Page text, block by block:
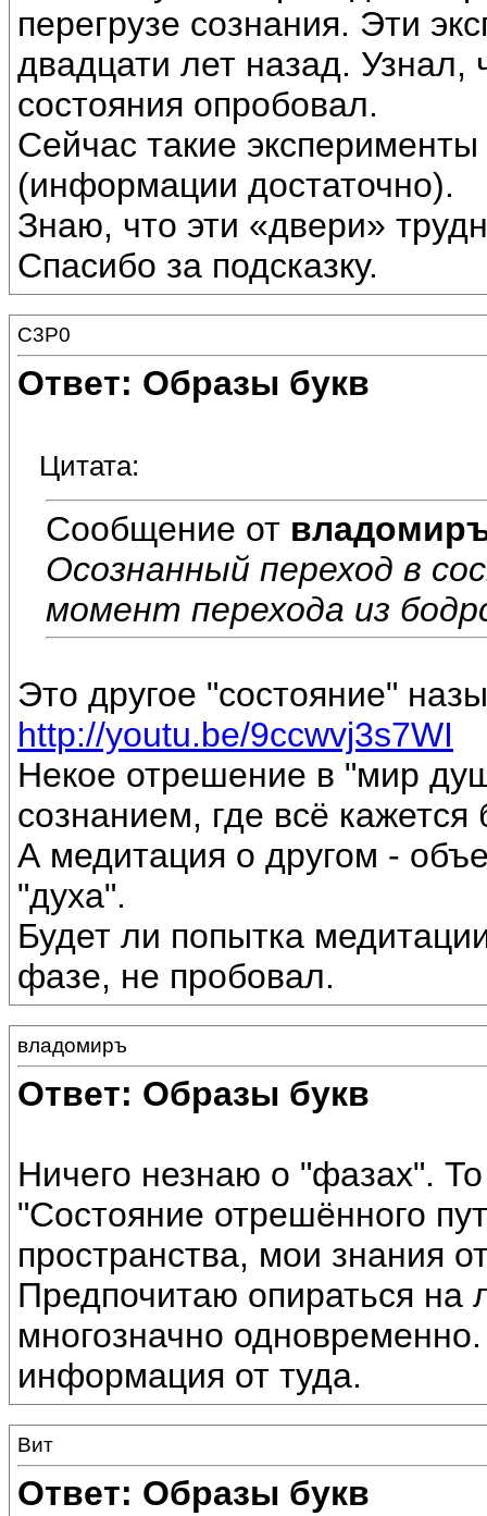
перегрузе сознания. Эти
двадцати лет назад. Узнал,
состояния опробовал.
Сейчас такие
(информации достаточно).
Знаю, что эти «двери»
Спасибо за подсказку.
C3P0
Ответ: Образы букв
Цитата:
Сообщение от
Осознанный переход в
момент перехода из
Это другое "состояние"
http://youtu.be/9ccwvj3s7WI
Некое отрешение в "мир
сознанием, где всё
А медитация о другом -
"духа".
Будет ли попытка
фазе, не пробовал.
владомиръ
Ответ: Образы букв
Ничего незнаю о "фазах".
"Состояние отрешённого
пространства, мои знания
Предпочитаю опираться на
многозначно
информация от туда.
Вит
Ответ: Образы букв